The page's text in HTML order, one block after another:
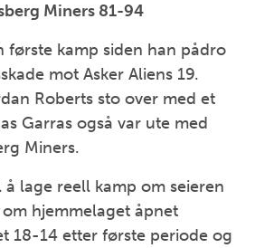
Miners 81-94
første kamp siden han pådro
mot Asker Aliens 19.
Roberts sto over med et
Garras også var ute med
Miners.
å lage reell kamp om seieren
hjemmelaget åpnet
18-14 etter første periode og